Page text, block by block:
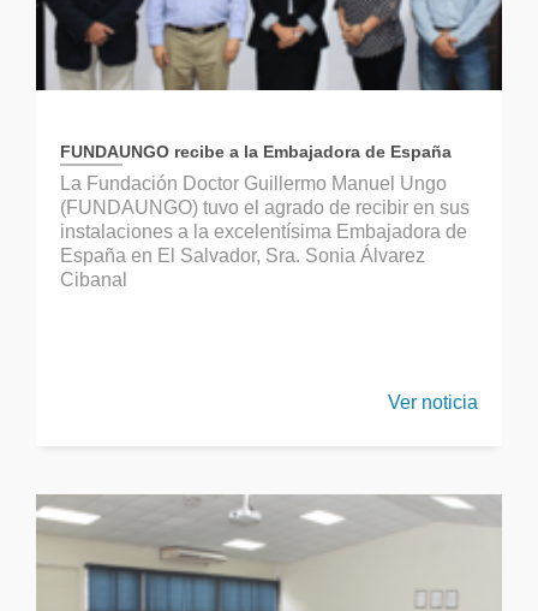
FUNDAUNGO recibe a la Embajadora de España
La Fundación Doctor Guillermo Manuel Ungo
(FUNDAUNGO) tuvo el agrado de recibir en sus
instalaciones a la excelentísima Embajadora de
España en El Salvador, Sra. Sonia Álvarez
Cibanal
Ver noticia